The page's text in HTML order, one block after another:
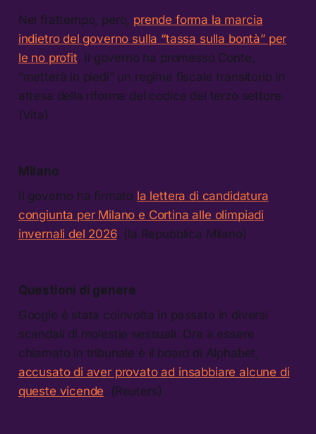
Nel frattempo, però, prende forma la marcia
indietro del governo sulla “tassa sulla bontà” per
le no profit. Il governo ha promesso Conte,
“metterà in piedi” un regime fiscale transitorio in
attesa della riforma del codice del terzo settore.
(Vita)
Milano
Il governo ha firmato la lettera di candidatura
congiunta per Milano e Cortina alle olimpiadi
invernali del 2026. (la Repubblica Milano)
Questioni di genere
Google è stata coinvolta in passato in diversi
scandali di molestie sessuali. Ora a essere
chiamato in tribunale è il board di Alphabet,
accusato di aver provato ad insabbiare alcune di
queste vicende. (Reuters)